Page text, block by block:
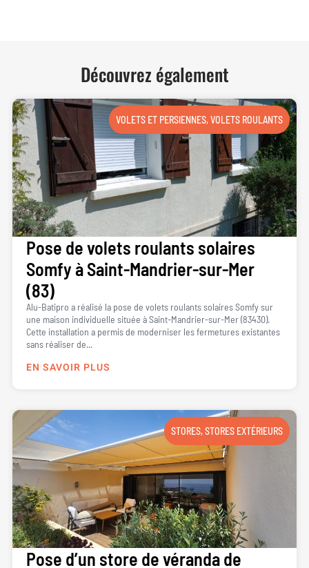
Découvrez également
VOLETS ET PERSIENNES,VOLETS ROULANTS
Pose de volets roulants solaires
Somfy à Saint-Mandrier-sur-Mer
(83)
Alu-Batipro a réalisé la pose de volets roulants solaires Somfy sur
une maison individuelle située à Saint-Mandrier-sur-Mer (83430).
Cette installation a permis de moderniser les fermetures existantes
sans réaliser de...
EN SAVOIR PLUS
STORES,STORES EXTÉRIEURS
Pose d’un store de véranda de